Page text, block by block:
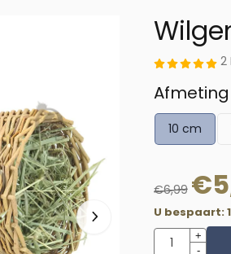
2
Maak
Afmeting
10 cm
€6,99 €
U bespaart:
Aantal
+
-